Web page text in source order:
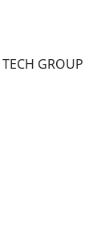
GROUP